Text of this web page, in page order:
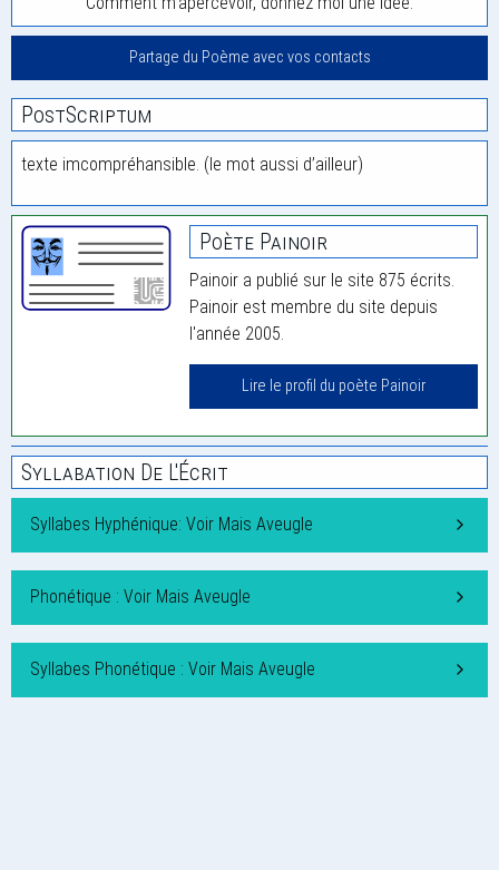
Partage du Poème avec vos contacts
PostScriptum
texte imcompréhansible. (le mot aussi d’ailleur)
Poète Painoir
Painoir a publié sur le site 875 écrits.
Painoir est membre du site depuis
l'année 2005.
Lire le profil du poète Painoir
Syllabation De L'Écrit
Syllabes Hyphénique: Voir Mais Aveugle
Phonétique : Voir Mais Aveugle
Syllabes Phonétique : Voir Mais Aveugle